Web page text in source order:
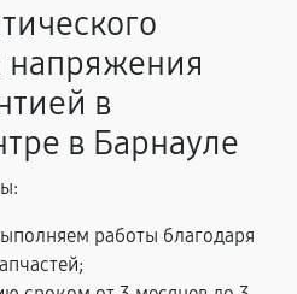
напряжения
в
в Барнауле
работы благодаря